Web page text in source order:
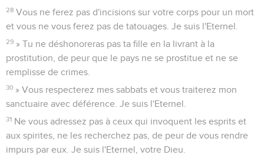
28 Vous ne ferez pas d'incisions sur votre corps pour un mort
et vous ne vous ferez pas de tatouages. Je suis l'Eternel.
29 » Tu ne déshonoreras pas ta fille en la livrant à la
prostitution, de peur que le pays ne se prostitue et ne se
remplisse de crimes.
30 » Vous respecterez mes sabbats et vous traiterez mon
sanctuaire avec déférence. Je suis l'Eternel.
31 Ne vous adressez pas à ceux qui invoquent les esprits et
aux spirites, ne les recherchez pas, de peur de vous rendre
impurs par eux. Je suis l'Eternel, votre Dieu.